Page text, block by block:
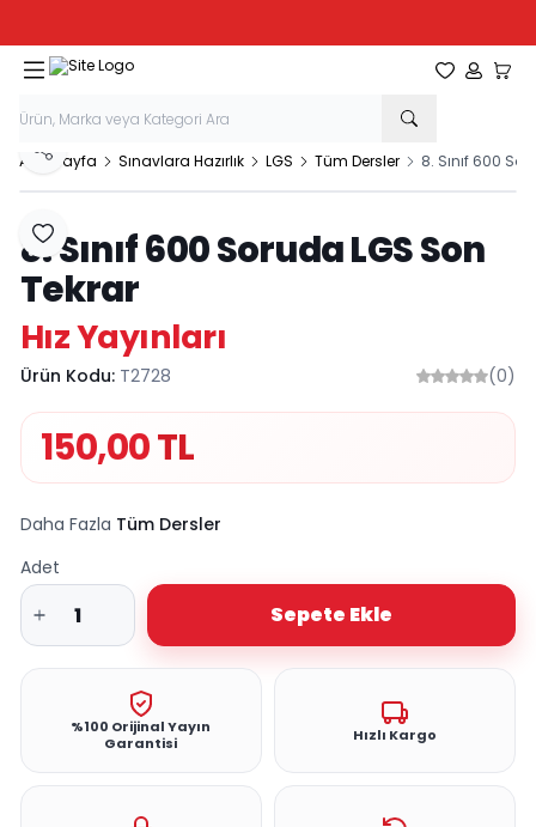
Favorilerim
Hesabım
Ana Sayfa Sınavlara Hazırlık LGS Tüm Dersler 8. Sınıf 600
Favoriye Ekle
Paylaş
8. Sınıf 600 Soruda LGS Son
Tekrar
Hız Yayınları
Ürün Kodu: T2728 (0)
150,00TL
Daha Fazla Tüm Dersler
Adet
Sepete Ekle
%100 Orijinal Yayın
Garantisi
Hızlı Kargo